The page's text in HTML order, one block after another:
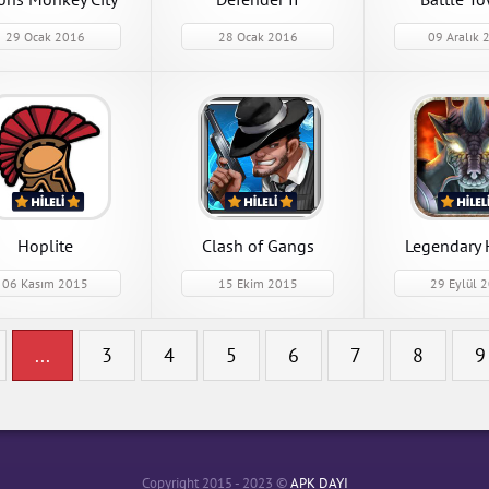
29 Ocak 2016 28 Ocak 2016 09 Aralık
Hoplite
06 Kasım 2015
Clash of Gangs
15 Ekim 2015
Legendary
29 Eylül
Legendary
Legendary
Rumble Bots
Rumble Bots
Mod Apk indir
APK İndir
... 3 4 5 6 7 8 9
Copyright 2015 - 2023 ©APK DAYI